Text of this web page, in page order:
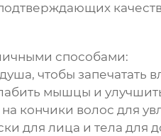
способами:
чтобы запечатать
мышцы и
кончики волос для
для лица и тела для